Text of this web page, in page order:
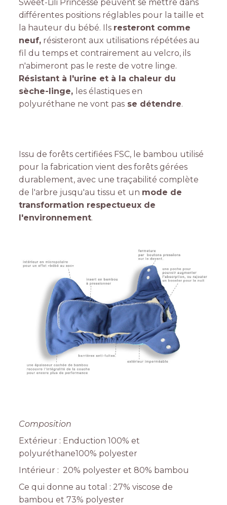
Sweet-Lili Princesse peuvent se mettre dans
différentes positions réglables pour la taille et
la hauteur du bébé. Ils resteront comme
neuf, résisteront aux utilisations répétées au
fil du temps et contrairement au velcro, ils
n'abimeront pas le reste de votre linge.
Résistant à l'urine et à la chaleur du
sèche-linge, les élastiques en
polyuréthane ne vont pas se détendre.
Issu de forêts certifiées FSC, le bambou utilisé
pour la fabrication vient des forêts gérées
durablement, avec une traçabilité complète
de l'arbre jusqu'au tissu et un mode de
transformation respectueux de
l'environnement.
Composition
Extérieur : Enduction 100% et
polyuréthane100% polyester
Intérieur : 20% polyester et 80% bambou
Ce qui donne au total : 27% viscose de
bambou et 73% polyester